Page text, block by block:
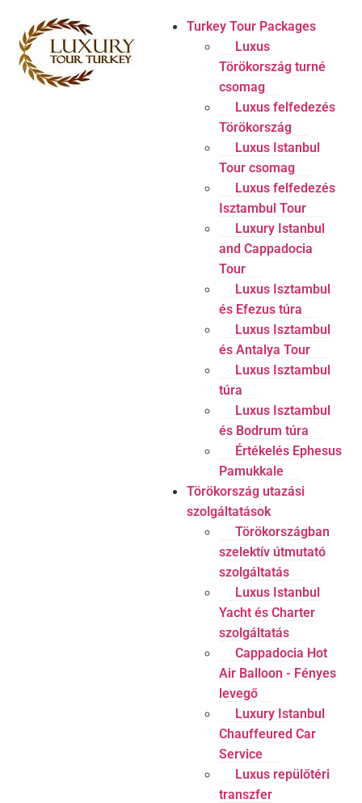
Turkey Tour Packages
Luxus
Törökország turné
csomag
Luxus felfedezés
Törökország
Luxus Istanbul
Tour csomag
Luxus felfedezés
Isztambul Tour
Luxury Istanbul
and Cappadocia
Tour
Luxus Isztambul
és Efezus túra
Luxus Isztambul
és Antalya Tour
Luxus Isztambul
túra
Luxus Isztambul
és Bodrum túra
Értékelés Ephesus
Pamukkale
Törökország utazási
szolgáltatások
Törökországban
szelektív útmutató
szolgáltatás
Luxus Istanbul
Yacht és Charter
szolgáltatás
Cappadocia Hot
Air Balloon - Fényes
levegő
Luxury Istanbul
Chauffeured Car
Service
Luxus repülőtéri
transzfer